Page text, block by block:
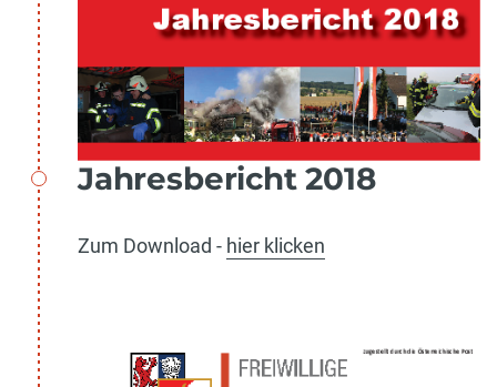
Jahresbericht 2018
Zum Download - hier klicken